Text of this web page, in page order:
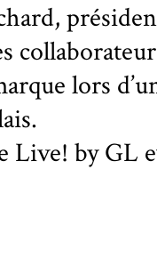
lors
Live! by GL